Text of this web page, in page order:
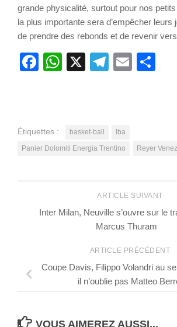
grande physicalité, surtout pour nos
la plus importante sera d’empêcher leurs
de prendre des rebonds et de revenir
Facebook
WhatsApp
X Telegram
Email
Étiquettes : basket-ball
lba
Panier Dolomiti Energia Trentino
Reyer
ARTICLE SUIVANT
Inter Milan, Neuville s’ouvre sur le
Marcus Thuram
ARTICLE PRÉCÉDENT
Coupe Davis, Filippo Volandri au
il n’oublie pas Matteo
VOUS AIMEREZ AUSSI...